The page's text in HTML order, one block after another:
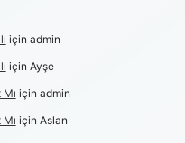
için admin
için Ayşe
için admin
için Aslan